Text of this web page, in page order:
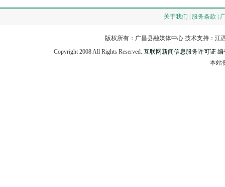
关于我们 | 服务条款 |
版权所有：广昌县融媒体中心 技术支持：江
Copyright 2008 All Rights Reserved.互联网新闻信息服务许可证 编
本站